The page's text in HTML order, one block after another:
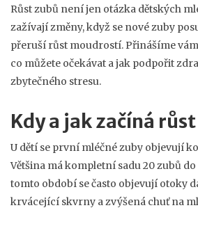
Růst zubů není jen otázka dětských
zažívají změny, když se nové zuby
přeruší růst moudrostí. Přinášíme
co můžete očekávat a jak podpořit
zbytečného stresu.
Kdy a jak začíná
U dětí se první mléčné zuby objevují
Většina má kompletní sadu 20 zubů
tomto období se často objevují otoky
krvácející skvrny a zvýšená chuť na